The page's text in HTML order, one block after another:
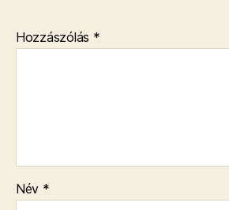
Hozzászólás *
Név *